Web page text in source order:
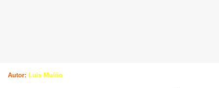
Autor: Luis Muiño